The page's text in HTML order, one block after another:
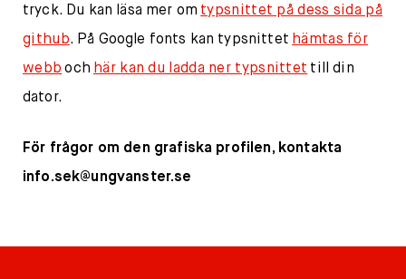
tryck. Du kan läsa mer om typsnittet på dess sida på
github. På Google fonts kan typsnittet hämtas för
webb och här kan du ladda ner typsnittet till din
dator.
För frågor om den grafiska profilen, kontakta
info.sek@ungvanster.se